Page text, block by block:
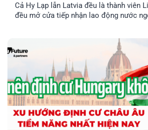
Cả Hy Lạp lẫn Latvia đều là thành viên
đều mở cửa tiếp nhận lao động nước